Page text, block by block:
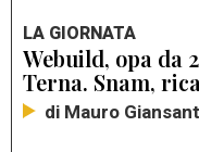
LA GIORNATA
Webuild, opa da
Terna. Snam,
di Mauro